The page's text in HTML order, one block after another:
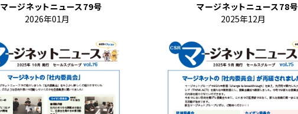
マージネットニュース79号
2026年01月
マージネットニュース78号
2025年12月